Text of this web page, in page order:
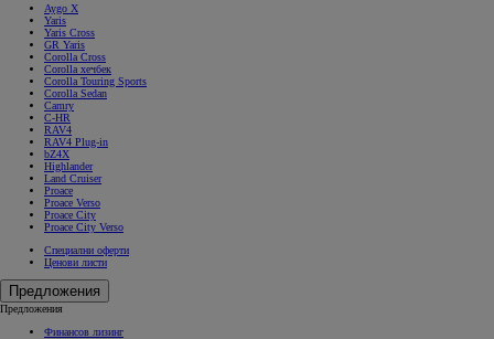
Aygo X
Yaris
Yaris Cross
GR Yaris
Corolla Cross
Corolla хечбек
Corolla Touring Sports
Corolla Sedan
Camry
C-HR
RAV4
RAV4 Plug-in
bZ4X
Highlander
Land Cruiser
Proace
Proace Verso
Proace City
Proace City Verso
Специални оферти
Ценови листи
Предложения
Предложения
Финансов лизинг